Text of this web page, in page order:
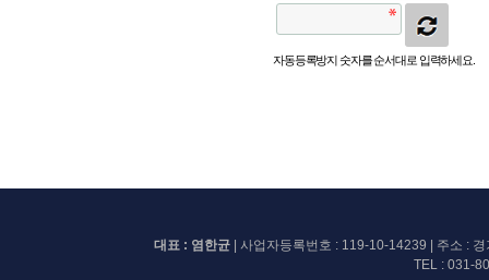
자동등록방지 숫자를 순서대로 입력하세요.
대표 : 염한균 | 사업자등록번호 : 119-10-14239 | 주소 :
TEL :031-